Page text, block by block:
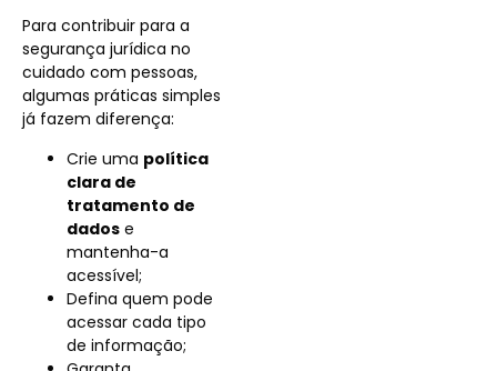
Para contribuir para a
segurança jurídica no
cuidado com pessoas,
algumas práticas simples
já fazem diferença:
Crie uma política
clara de
tratamento de
dados e
mantenha-a
acessível;
Defina quem pode
acessar cada tipo
de informação;